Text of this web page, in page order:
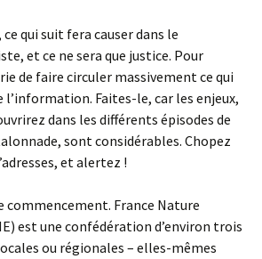
qui suit fera causer dans le
et ce ne sera que justice. Pour
de faire circuler massivement ce qui
Faites-le, car les enjeux,
dans les différents épisodes de
sont considérables. Chopez
et alertez !
commencement. France Nature
est une confédération d’environ trois
ou régionales – elles-mêmes